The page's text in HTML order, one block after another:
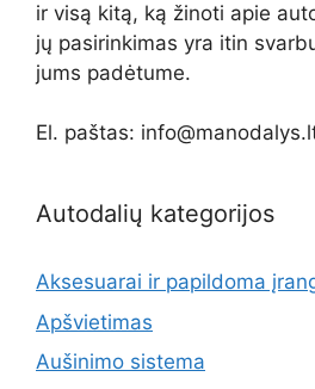
ir visą kitą, ką žinoti apie
jų pasirinkimas yra itin
jums padėtume.
El. paštas:
Autodalių kategorijos
Aksesuarai ir papildoma
Apšvietimas
Aušinimo sistema